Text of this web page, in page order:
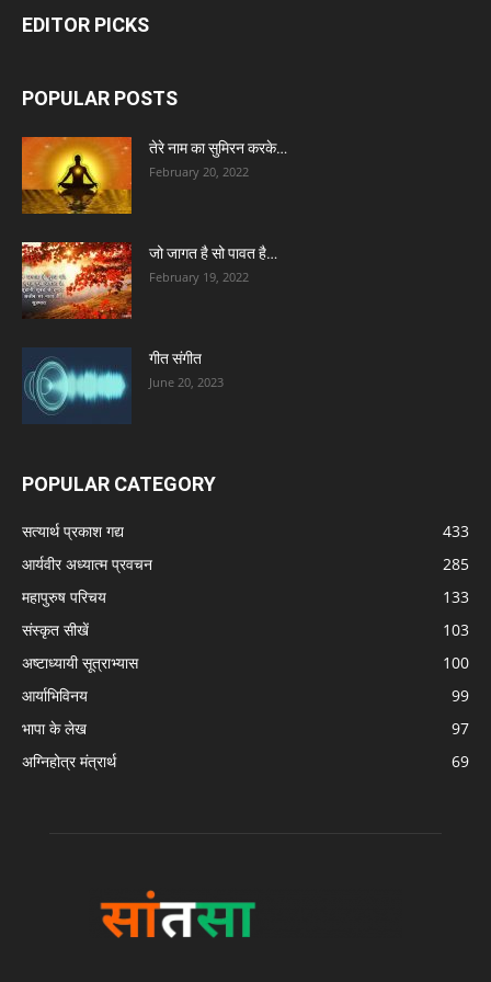
EDITOR PICKS
POPULAR POSTS
तेरे नाम का सुमिरन करके…
February 20, 2022
जो जागत है सो पावत है…
February 19, 2022
गीत संगीत
June 20, 2023
POPULAR CATEGORY
सत्यार्थ प्रकाश गद्य
433
आर्यवीर अध्यात्म प्रवचन
285
महापुरुष परिचय
133
संस्कृत सीखें
103
अष्टाध्यायी सूत्राभ्यास
100
आर्याभिविनय
99
भापा के लेख
97
अग्निहोत्र मंत्रार्थ
69